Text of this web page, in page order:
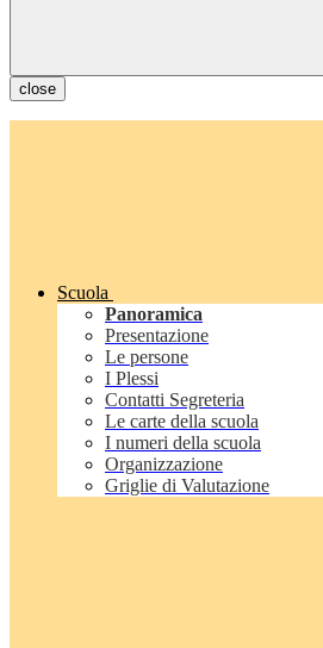
close
Scuola
Panoramica
Presentazione
Le persone
I Plessi
Contatti Segreteria
Le carte della scuola
I numeri della scuola
Organizzazione
Griglie di Valutazione